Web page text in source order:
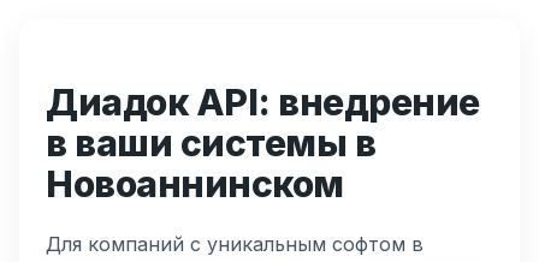
Диадок API: внедрение
в ваши системы в
Новоаннинском
Для компаний с уникальным софтом в